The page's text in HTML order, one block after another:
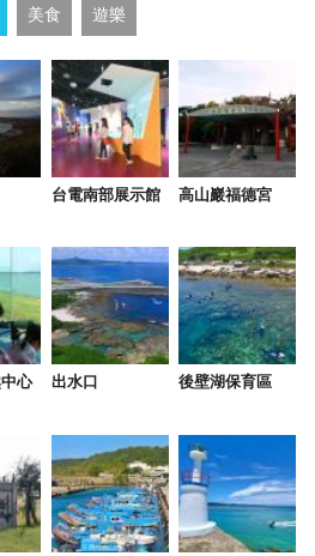
美食 遊樂
台電南部展示館 高山巖福德宮
心 出水口 後壁湖保育區